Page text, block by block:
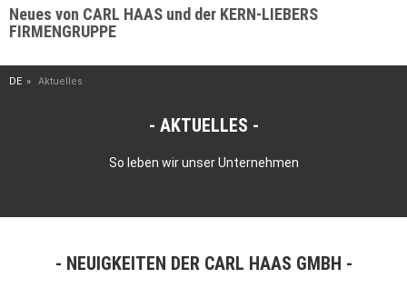
Neues von CARL HAAS und der KERN-LIEBERS
FIRMENGRUPPE
DE Aktuelles
AKTUELLES
So leben wir unser Unternehmen
NEUIGKEITEN DER CARL HAAS GMBH